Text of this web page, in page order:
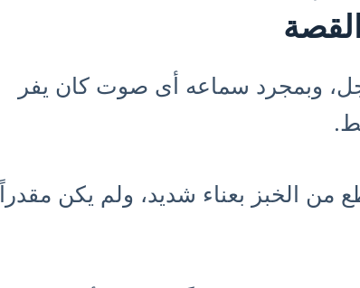
القصة
وبمجرد سماعه أى صوت كان يفر
من الخبز بعناء شديد، ولم يكن مقدراً